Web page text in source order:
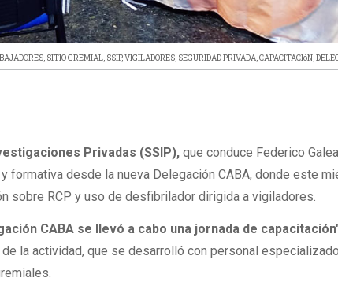
, SITIO GREMIAL, SSIP,VIGILADORES, SEGURIDAD PRIVADA,CAPACITACIóN,
Privadas (SSIP), que conduce Federico
formativa desde la nueva Delegación CABA, donde este
sobre RCP y uso de desfibrilador dirigida a vigiladores.
CABA se llevó a cabo una jornada de
la actividad, que se desarrolló con personal